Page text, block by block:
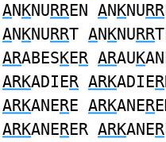
ANKNURREN ANKNURR
ANKNURRT ANKNURR
ARABESKER ARAUK
ARKADIER ARKADIER
ARKANERE ARKANER
ARKANERER ARKANER